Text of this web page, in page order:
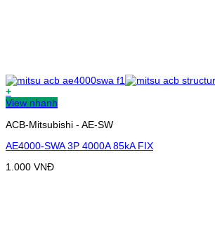
+
View nhanh
ACB-Mitsubishi - AE-SW
AE4000-SWA 3P 4000A 85kA FIX
1.000 VNĐ